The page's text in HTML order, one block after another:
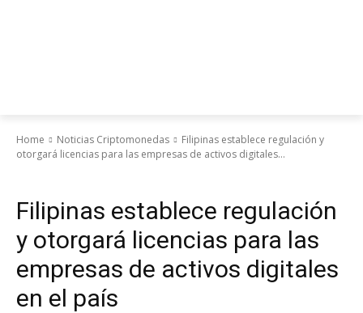
Home Noticias Criptomonedas
Filipinas establece regulación y
otorgará licencias para las empresas de activos digitales...
Filipinas establece regulación
y otorgará licencias para las
empresas de activos digitales
en el país